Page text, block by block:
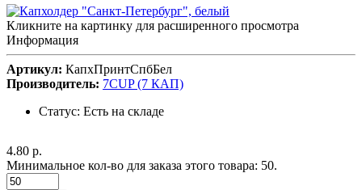
Кликните на картинку для расширенного просмотра
Информация
Артикул: КапхПринтСпбБел
Производитель: 7CUP (7 КАП)
Статус: Есть на складе
4.80 р.
Минимальное кол-во для заказа этого товара: 50.